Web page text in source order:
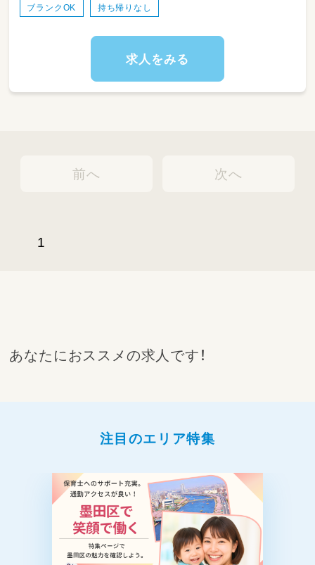
ブランクOK 持ち帰りなし
求人をみる
前へ
1
次へ
あなたにおススメの求人です！
注目のエリア特集